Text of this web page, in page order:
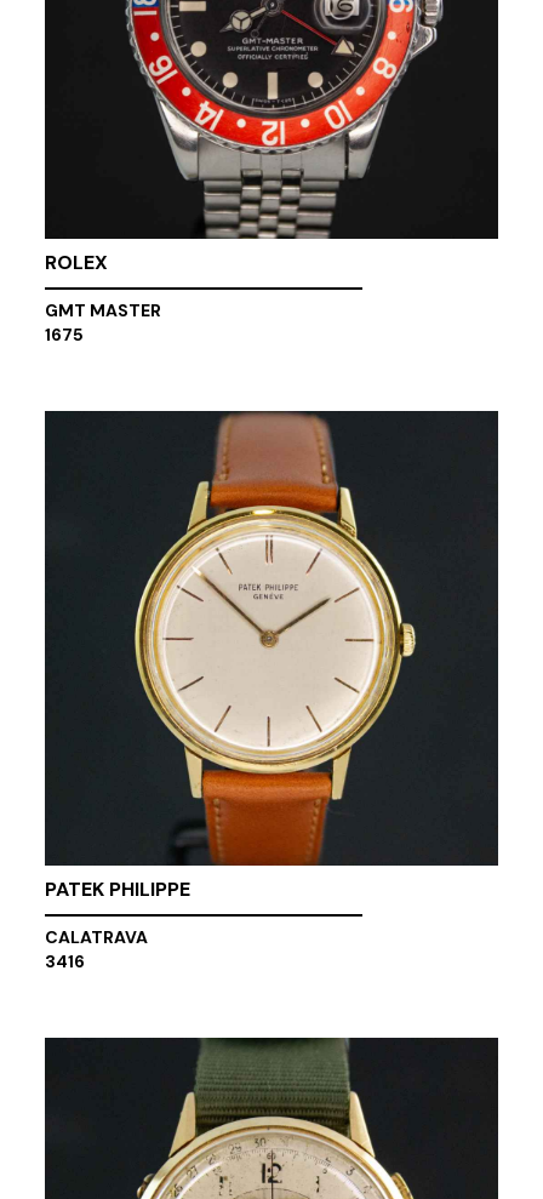
ROLEX
GMT MASTER
1675
PATEK PHILIPPE
CALATRAVA
3416